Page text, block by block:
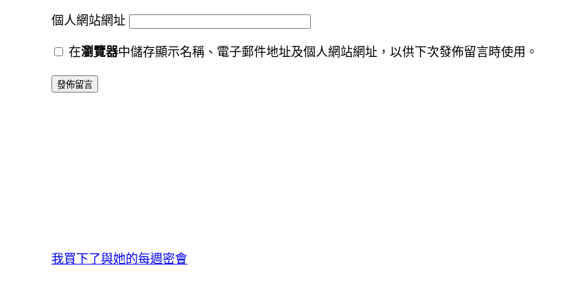
個人網站網址
在瀏覽器中儲存顯示名稱、電子郵件地址及個人網站網址，以供下次發佈留言時使用。
我買下了與她的每週密會